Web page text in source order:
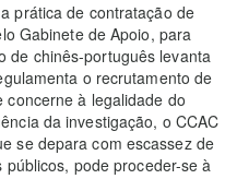
prática de contratação de
Gabinete de Apoio, para
de chinês-português levanta
o recrutamento de
concerne à legalidade do
da investigação, o CCAC
se depara com escassez de
pode proceder-se à